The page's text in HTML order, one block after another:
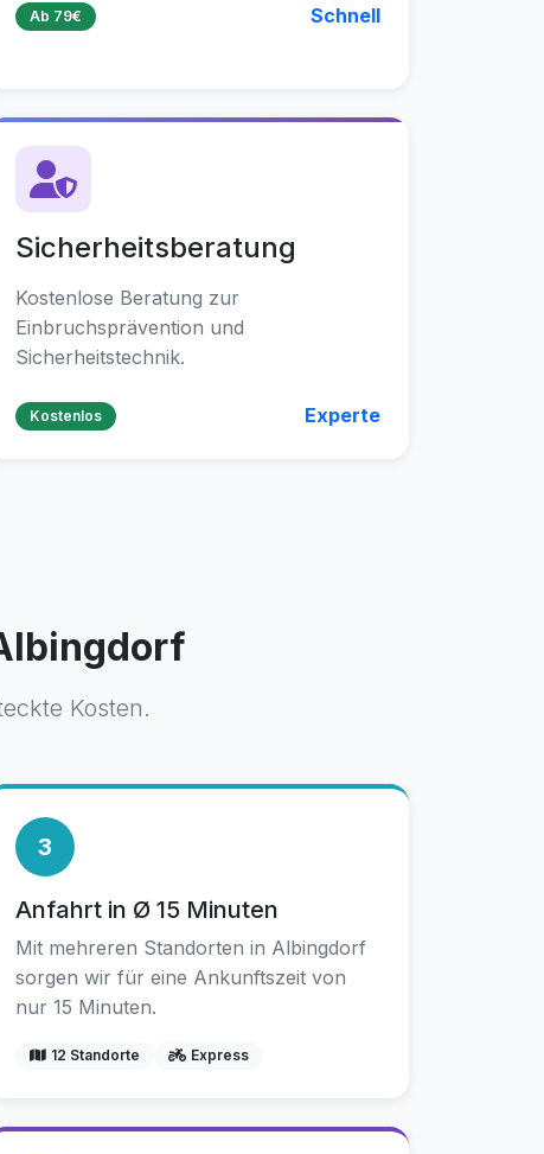
Ab 79€ Schnell
Sicherheitsberatung
Kostenlose Beratung zur
Einbruchsprävention und
Sicherheitstechnik.
Kostenlos Experte
Kosten.
3
Anfahrt in Ø 15 Minuten
Mit mehreren Standorten in Albingdorf
sorgen wir für eine Ankunftszeit von
nur 15 Minuten.
12 Standorte Express